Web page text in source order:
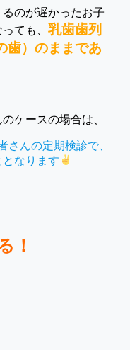
のが遅かったお子
ても、 乳歯歯列
歯）のままであ
ケースの場合は、
さんの定期検診で、
なります
！